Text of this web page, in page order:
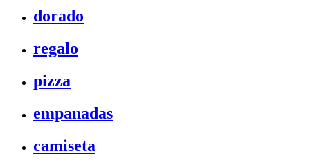
dorado
regalo
pizza
empanadas
camiseta